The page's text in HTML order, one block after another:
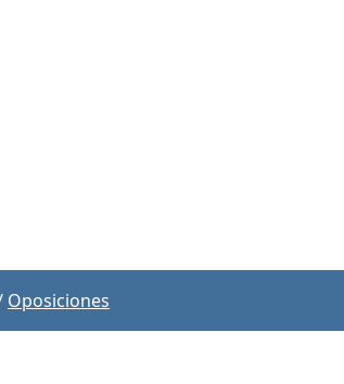
Oposiciones